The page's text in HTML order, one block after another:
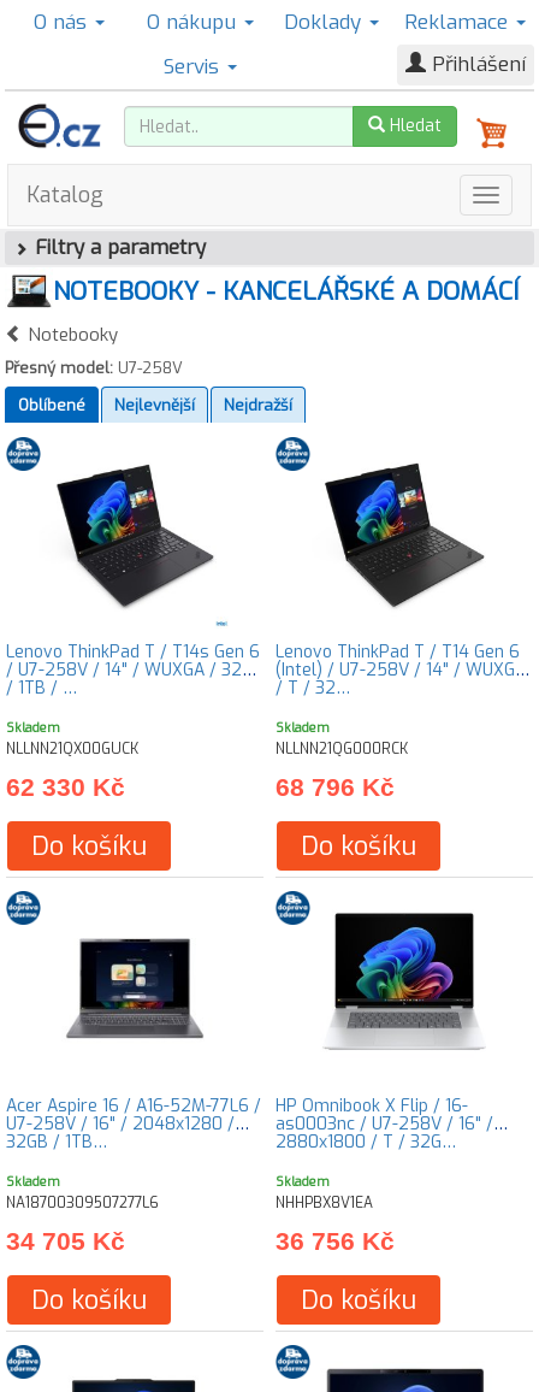
O nás O nákupu Doklady
Reklamace
Servis
Přihlášení
Hledat
Katalog
Filtry a parametry
NOTEBOOKY - KANCELÁŘSKÉ A DOMÁCÍ
Notebooky
Přesný model: U7-258V
Oblíbené
Nejlevnější Nejdražší
Lenovo ThinkPad T / T14s Gen 6
/ U7-258V / 14" / WUXGA / 32GB
/ 1TB / …
Skladem
NLLNN21QX00GUCK
62 330 Kč
Do košíku
Lenovo ThinkPad T / T14 Gen 6
(Intel) / U7-258V / 14" / WUXGA
/ T / 32…
Skladem
NLLNN21QG000RCK
68 796 Kč
Do košíku
Acer Aspire 16 / A16-52M-77L6 /
U7-258V / 16" / 2048x1280 /
32GB / 1TB…
Skladem
NA18700309507277L6
34 705 Kč
Do košíku
HP Omnibook X Flip / 16-
as0003nc / U7-258V / 16" /
2880x1800 / T / 32G…
Skladem
NHHPBX8V1EA
36 756 Kč
Do košíku